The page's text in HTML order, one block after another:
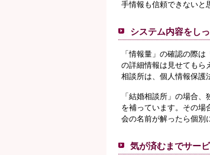
手情報も信頼できないと
システム内容をし
「情報量」の確認の際
の詳細情報は見せてもら
相談所は、個人情報保護
「結婚相談所」の場合
を補っています。その場
会の名前が解ったら個別
気が済むまでサー